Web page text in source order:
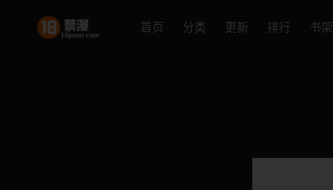
首页 分类 更新 排行 书架